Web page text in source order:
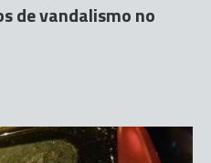
de vandalismo no